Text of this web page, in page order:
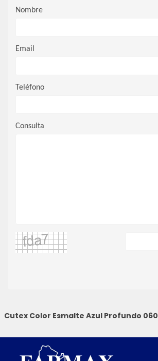
Nombre
Email
Teléfono
Consulta
Cutex Color Esmalte Azul Profundo 060